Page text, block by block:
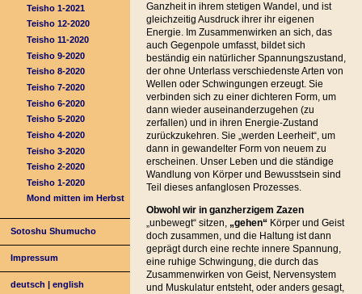
Teisho 1-2021
Teisho 12-2020
Teisho 11-2020
Teisho 9-2020
Teisho 8-2020
Teisho 7-2020
Teisho 6-2020
Teisho 5-2020
Teisho 4-2020
Teisho 3-2020
Teisho 2-2020
Teisho 1-2020
Mond mitten im Herbst
Sotoshu Shumucho
Impressum
deutsch |english
Ganzheit in ihrem stetigen Wandel, und ist
gleichzeitig Ausdruck ihrer ihr eigenen
Energie. Im Zusammenwirken an sich, das
auch Gegenpole umfasst, bildet sich
beständig ein natürlicher Spannungszustand,
der ohne Unterlass verschiedenste Arten von
Wellen oder Schwingungen erzeugt. Sie
verbinden sich zu einer dichteren Form, um
dann wieder auseinanderzugehen (zu
zerfallen) und in ihren Energie-Zustand
zurückzukehren. Sie „werden Leerheit“, um
dann in gewandelter Form von neuem zu
erscheinen. Unser Leben und die ständige
Wandlung von Körper und Bewusstsein sind
Teil dieses anfanglosen Prozesses.
Obwohl wir in ganzherzigem Zazen
„unbewegt“ sitzen, „gehen“ Körper und Geist
doch zusammen, und die Haltung ist dann
geprägt durch eine rechte innere Spannung,
eine ruhige Schwingung, die durch das
Zusammenwirken von Geist, Nervensystem
und Muskulatur entsteht, oder anders gesagt,